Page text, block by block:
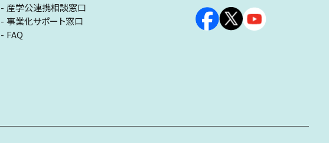
産学公連携相談窓口
事業化サポート窓口
FAQ